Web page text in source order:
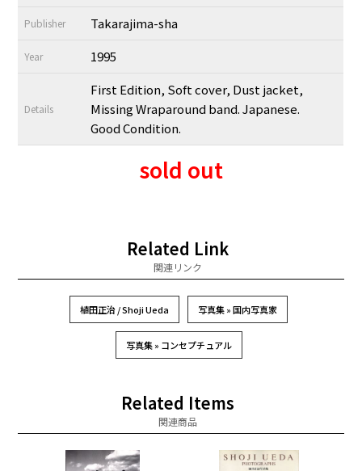
Publisher Takarajima-sha
Year 1995
Details
First Edition, Soft cover, Dust jacket,
Missing Wraparound band. Japanese.
Good Condition.
sold out
Related Link
関連リンク
植田正治 / Shoji Ueda 写真集 » 国内写真家
写真集 » コンセプチュアル
Related Items
関連商品